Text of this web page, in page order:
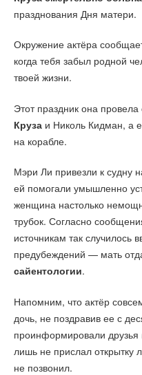
празднования Дня матери.
Окружение актёра
когда тебя забыл родной
твоей жизни.
Этот праздник она
Круза и Николь Кидман, а
на корабле.
Мэри Ли привезли к судну
ей помогали умышленно
женщина настолько
трубок. Согласно
источникам так случилось
предубеждений — мать
сайентологии.
Напомним, что актёр
дочь, не поздравив ее с
проинформировали друзья
лишь не прислал открытку
не позвонил.